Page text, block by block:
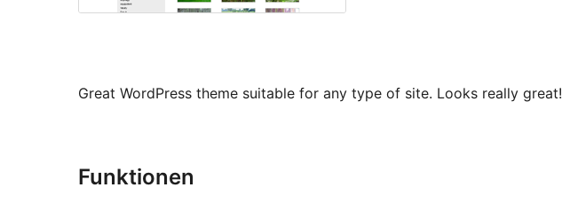
Great WordPress theme suitable for any type of site. Looks really great!
Funktionen